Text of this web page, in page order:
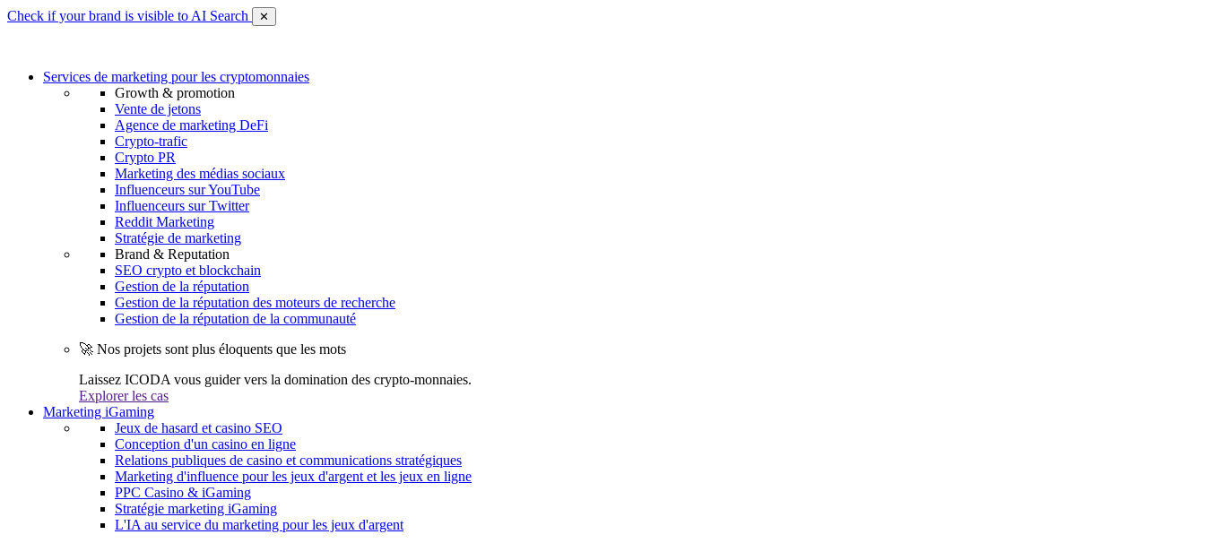
Check if your brand is visible to AI Search ✕
Services de marketing pour les cryptomonnaies
Growth & promotion
Vente de jetons
Agence de marketing DeFi
Crypto-trafic
Crypto PR
Marketing des médias sociaux
Influenceurs sur YouTube
Influenceurs sur Twitter
Reddit Marketing
Stratégie de marketing
Brand & Reputation
SEO crypto et blockchain
Gestion de la réputation
Gestion de la réputation des moteurs de recherche
Gestion de la réputation de la communauté
🚀 Nos projets sont plus éloquents que les mots
Laissez ICODA vous guider vers la domination des crypto-monnaies.
Explorer les cas
Marketing iGaming
Jeux de hasard et casino SEO
Conception d'un casino en ligne
Relations publiques de casino et communications stratégiques
Marketing d'influence pour les jeux d'argent et les jeux en ligne
PPC Casino & iGaming
Stratégie marketing iGaming
L'IA au service du marketing pour les jeux d'argent